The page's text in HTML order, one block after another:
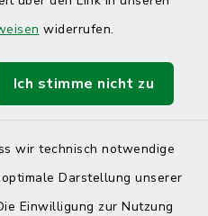
widerrufen.
Ich stimme nicht zu
wir technisch notwendige
Darstellung unserer
Einwilligung zur Nutzung